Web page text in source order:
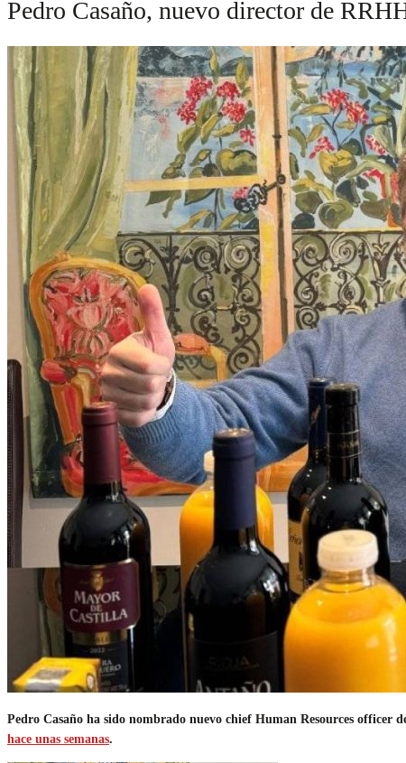
Pedro Casaño, nuevo director de
Pedro Casaño ha sido nombrado nuevo chief Human Resources officer
hace unas semanas.